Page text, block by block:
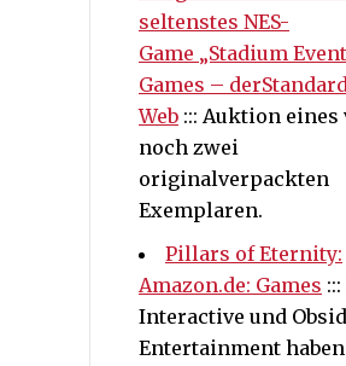
seltenstes NES-
Game „Stadium
Games –
Web ::: Auktion eines
noch zwei
originalverpackten
Exemplaren.
Pillars of Eternity:
Amazon.de: Games
Interactive und
Entertainment haben